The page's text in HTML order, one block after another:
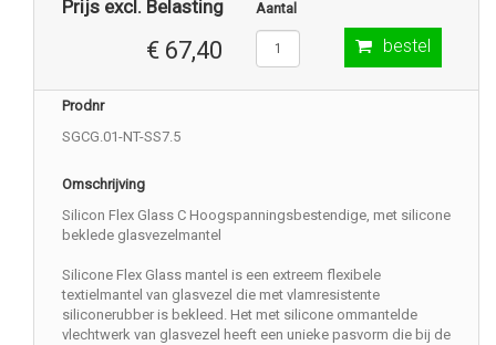
Prijs excl. Belasting
€ 67,40
Aantal
bestel
Prodnr
SGCG.01-NT-SS7.5
Omschrijving
Silicon Flex Glass C Hoogspanningsbestendige, met silicone
beklede glasvezelmantel
Silicone Flex Glass mantel is een extreem flexibele
textielmantel van glasvezel die met vlamresistente
siliconerubber is bekleed. Het met silicone ommantelde
vlechtwerk van glasvezel heeft een unieke pasvorm die bij de